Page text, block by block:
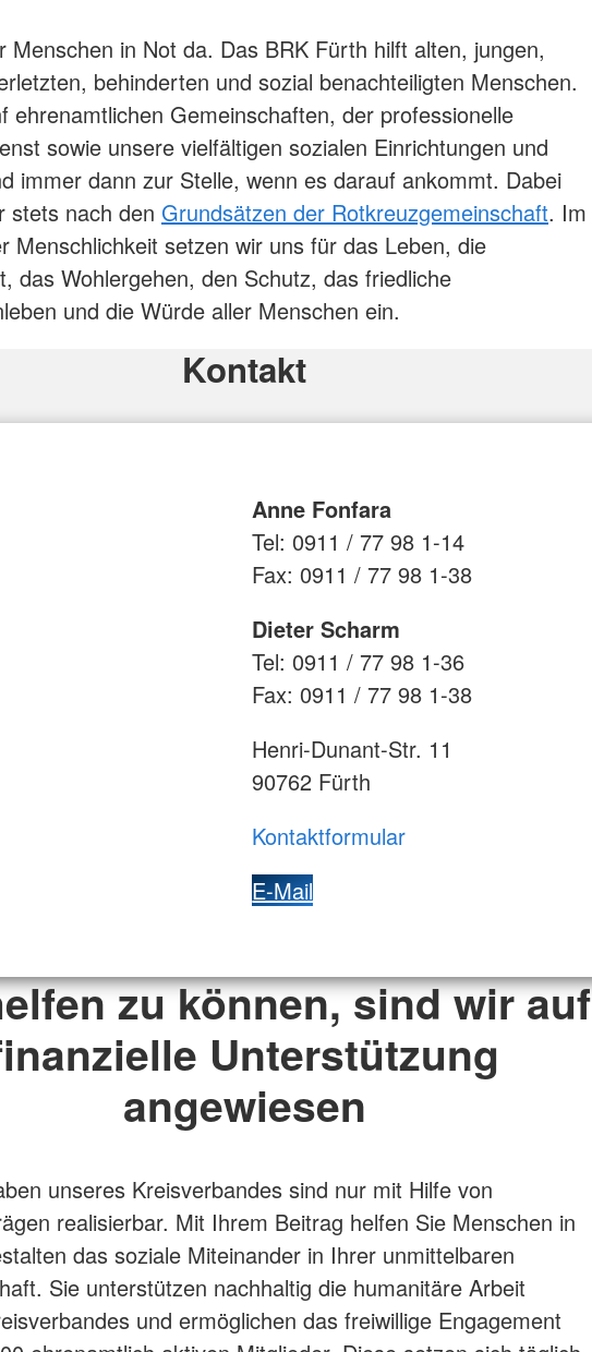
Menschen in Not da. Das BRK Fürth hilft alten, jungen,
behinderten und sozial benachteiligten Menschen.
ehrenamtlichen Gemeinschaften, der professionelle
sowie unsere vielfältigen sozialen Einrichtungen und
immer dann zur Stelle, wenn es darauf ankommt. Dabei
stets nach den Grundsätzen der Rotkreuzgemeinschaft. Im
Menschlichkeit setzen wir uns für das Leben, die
das Wohlergehen, den Schutz, das friedliche
und die Würde aller Menschen ein.
Kontakt
Anne Fonfara
Tel: 0911 / 77 98 1-14
Fax: 0911 / 77 98 1-38
Dieter Scharm
Tel: 0911 / 77 98 1-36
Fax: 0911 / 77 98 1-38
Henri-Dunant-Str. 11
90762 Fürth
Kontaktformular
E-Mail
zu können, sind wir auf
Unterstützung
angewiesen
unseres Kreisverbandes sind nur mit Hilfe von
realisierbar. Mit Ihrem Beitrag helfen Sie Menschen in
das soziale Miteinander in Ihrer unmittelbaren
Sie unterstützen nachhaltig die humanitäre Arbeit
und ermöglichen das freiwillige Engagement